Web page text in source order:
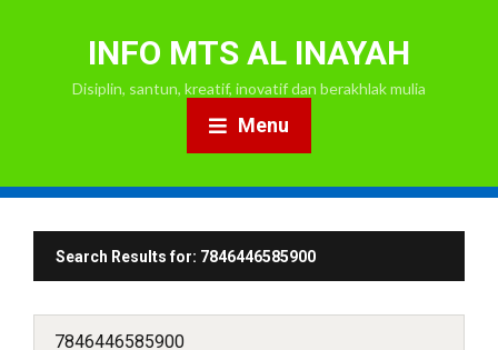
INFO MTS AL INAYAH
Disiplin, santun, kreatif, inovatif dan berakhlak mulia
Menu
Search Results for: 7846446585900